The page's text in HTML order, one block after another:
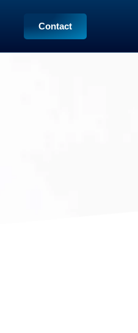
Contact